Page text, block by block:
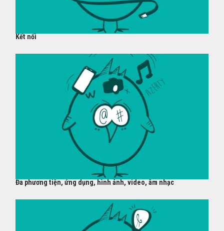
Kết nối
Đa phương tiện, ứng dụng, hình ảnh, video, âm nhạc